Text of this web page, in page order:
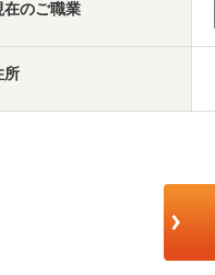
在のご職業
所